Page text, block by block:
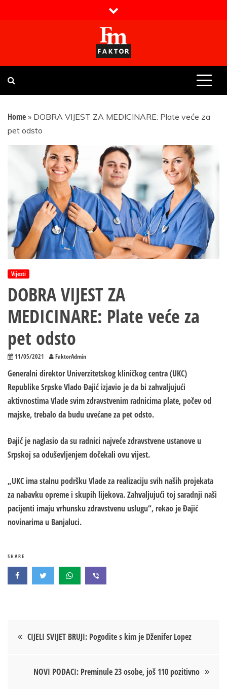
Faktor magazin
Uvijek presudan
Home » DOBRA VIJEST ZA MEDICINARE: Plate veće za
pet odsto
Vijesti
DOBRA VIJEST ZA
MEDICINARE: Plate veće za
pet odsto
11/05/2021 FaktorAdmin
Generalni direktor Univerzitetskog kliničkog centra (UKC)
Republike Srpske Vlado Đajić izjavio je da bi zahvaljujući
aktivnostima Vlade svim zdravstvenim radnicima plate, počev od
majske, trebalo da budu uvećane za pet odsto.
Đajić je naglasio da su radnici najveće zdravstvene ustanove u
Srpskoj sa oduševljenjem dočekali ovu vijest.
„UKC ima stalnu podršku Vlade za realizaciju svih naših projekata
za nabavku opreme i skupih lijekova. Zahvaljujući toj saradnji naši
pacijenti imaju vrhunsku zdravstvenu uslugu“, rekao je Đajić
novinarima u Banjaluci.
SHARE
Кретање
CIJELI SVIJET BRUJI: Pogodite s kim je Dženifer Lopez
NOVI PODACI: Preminule 23 osobe, još 110 pozitivno